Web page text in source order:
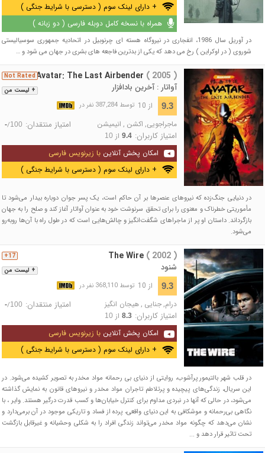
+ دارای لینک سوم ( دسترسی با شرایط جنگی )
همراه با نسخه کامل دوبله فارسی ( دو زبانه )
در آوریل سال 1986، انفجاری در نیروگاه هسته ای چرنوبیل در اتحادیه جمهوری سوسیالیستی
شوروی ( در اوکراین ) رخ می دهد که یکی از بدترین فاجعه های بشری در جهان می شود و …
+ لیست من
Not RatedAvatar: The Last Airbender ( 2005 )
آواتار : آخرین بادافزار
9.3 از 10 توسط 387,284 نفر در
ماجراجویی, اکشن , انیمیشن امتیاز منتقدان: -/100
امتیاز کاربران: 9.4از 10
امکان پخش آنلاین با زیرنویس فارسی
+ دارای لینک سوم ( دسترسی با شرایط جنگی )
در دنیایی جنگ‌زده که نیروهای عنصرها بر آن حاکم است، یک پسر جوان دوباره بیدار می‌شود تا
مأموریتی خطرناک و معنوی را برای تحقق سرنوشت خود به عنوان آواتار آغاز کند و صلح را به جهان
بازگرداند. داستان او پر از ماجراهای شگفت‌انگیز و چالش‌هایی است که در طول راه با آن‌ها روبه‌رو
می‌شود.
+ لیست من
17+ The Wire ( 2002 )
شنود
9.3 از 10 توسط 368,110 نفر در
درام,جنایی ,هیجان انگیز امتیاز منتقدان: -/100
امتیاز کاربران: 8.3از 10
امکان پخش آنلاین با زیرنویس فارسی
+ دارای لینک سوم ( دسترسی با شرایط جنگی )
در قلب شهر بالتیمور پرآشوب، روایتی از دنیای بی رحمانه مواد مخدر به تصویر کشیده می‌شود. در
این سریال، زندگی‌های پیچیده و پرتلاطم تاجران مواد مخدر و نیروهای قانون به نمایش گذاشته
می‌شود، در حالی که آنها در نبردی مداوم برای کنترل خیابان‌ها و کسب قدرت درگیر هستند. وایر ، با
نگاهی بی‌رحمانه و موشکافی به این دنیای واقعی، پرده از فساد و تاریکی موجود در آن برمی‌دارد و
نشان می‌دهد که چگونه مواد مخدر می‌تواند زندگی افراد را به شکلی وحشیانه و غیرقابل بازگشت
تحت تاثیر قرار دهد و ...